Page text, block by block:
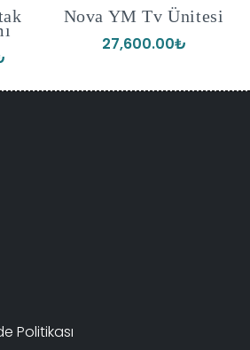
Nova YM Tv Ünitesi
27,600.00₺
Politikası